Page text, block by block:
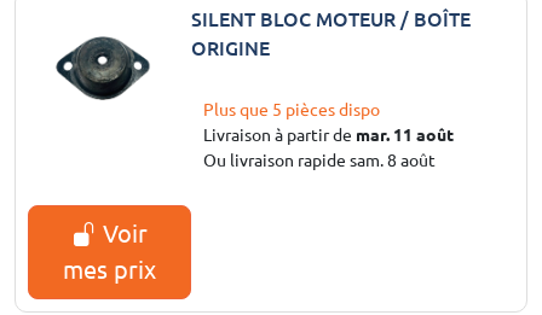
SILENT BLOC MOTEUR / BOÎTE
ORIGINE
Plus que 5 pièces dispo
Livraison à partir de mar. 11 août
Ou livraison rapide sam. 8 août
Voir
mes prix